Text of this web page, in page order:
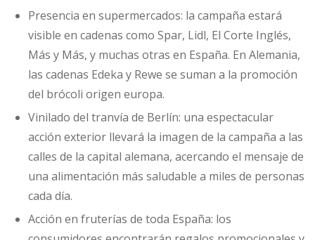
Presencia en supermercados: la campaña estará
visible en cadenas como Spar, Lidl, El Corte Inglés,
Más y Más, y muchas otras en España. En Alemania,
las cadenas Edeka y Rewe se suman a la promoción
del brócoli origen europa.
Vinilado del tranvía de Berlín: una espectacular
acción exterior llevará la imagen de la campaña a las
calles de la capital alemana, acercando el mensaje de
una alimentación más saludable a miles de personas
cada día.
Acción en fruterías de toda España: los